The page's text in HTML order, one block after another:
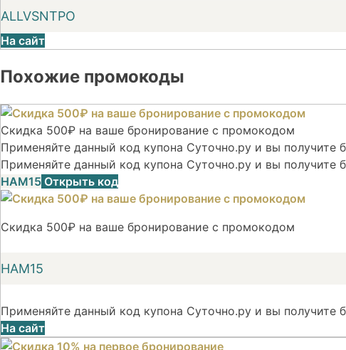
ALLVSNTPO
На сайт
Похожие промокоды
Скидка 500₽ на ваше бронирование с промокодом
Применяйте данный код купона Суточно.ру и вы получите
Применяйте данный код купона Суточно.ру и вы
НАМ15 Открыть код
Скидка 500₽ на ваше бронирование с промокодом
НАМ15
Применяйте данный код купона Суточно.ру и вы
На сайт